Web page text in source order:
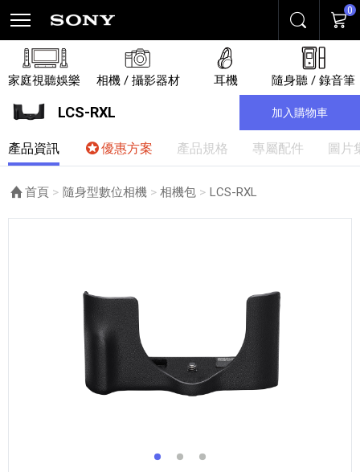
搜尋 購物
0
家庭視聽娛樂 相機 / 攝影器材 耳機 隨身聽 / 錄音筆
LCS-RXL 加入購物車
產品資訊 優惠方案 產品規格 專屬配件 圖片
首頁 隨身型數位相機 相機包 目前頁面：
LCS-RXL